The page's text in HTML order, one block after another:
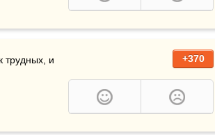
+370
трудных, и